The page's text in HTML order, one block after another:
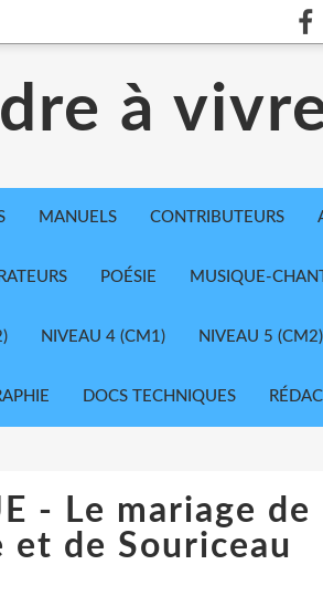
à
MANUELS CONTRIBUTEURS
POÉSIE MUSIQUE-
NIVEAU 4 (CM1) NIVEAU 5 (CM2)
DOCS TECHNIQUES
- Le mariage de
et de Souriceau